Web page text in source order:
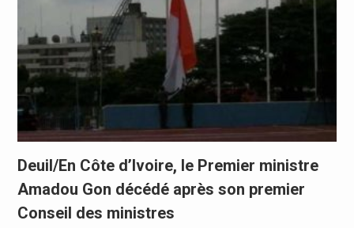
Deuil/En Côte d’Ivoire, le Premier ministre
Amadou Gon décédé après son premier
Conseil des ministres